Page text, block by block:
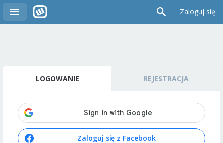
Zaloguj się
LOGOWANIE REJESTRACJA
Zaloguj się z Facebook